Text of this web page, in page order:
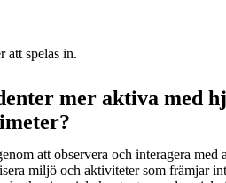
att spelas in.
mer aktiva med
att observera och interagera med
miljö och aktiviteter som främjar